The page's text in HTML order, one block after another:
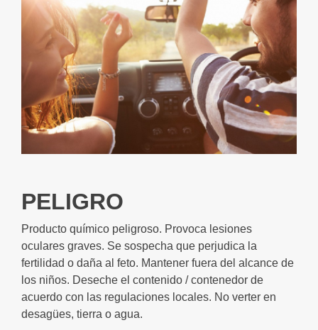
PELIGRO
Producto químico peligroso. Provoca lesiones
oculares graves. Se sospecha que perjudica la
fertilidad o daña al feto. Mantener fuera del alcance de
los niños. Deseche el contenido / contenedor de
acuerdo con las regulaciones locales. No verter en
desagües, tierra o agua.